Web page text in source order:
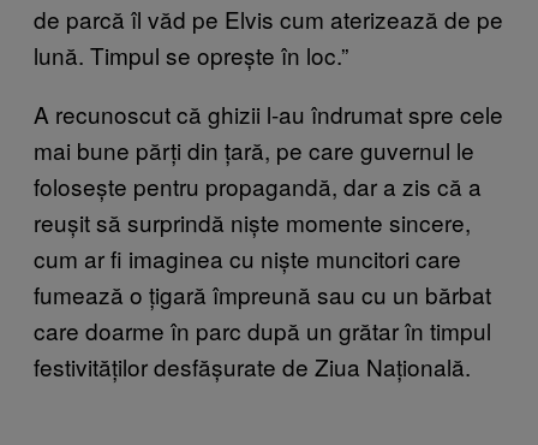
de parcă îl văd pe Elvis cum aterizează de pe
lună. Timpul se oprește în loc.”
A recunoscut că ghizii l-au îndrumat spre cele
mai bune părți din țară, pe care guvernul le
folosește pentru propagandă, dar a zis că a
reușit să surprindă niște momente sincere,
cum ar fi imaginea cu niște muncitori care
fumează o țigară împreună sau cu un bărbat
care doarme în parc după un grătar în timpul
festivităților desfășurate de Ziua Națională.